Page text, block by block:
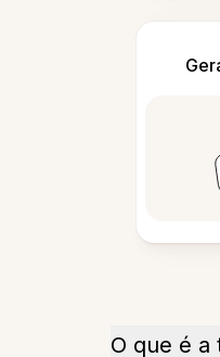
O que é a